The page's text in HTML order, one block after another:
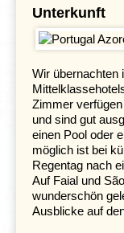
Sehenswert sind
lebendigste
Der winzig
von den
benutzt, was Sie
gerne tun
die Möglichkeit
Sie nehmen ein
einem
riesigen
eine Wanderung
Nordküste oder
Ponta dos
unternehmen.
Unterkunft
Wir übernachten
Zimmer
und sind gut
einen Pool oder
möglich ist bei
Regentag nach
Auf Faial und
wunderschön
Ausblicke auf